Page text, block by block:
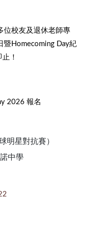
位校友及退休老師專
暨Homecoming Day紀
！
2026 報名
明星對抗賽）
中學